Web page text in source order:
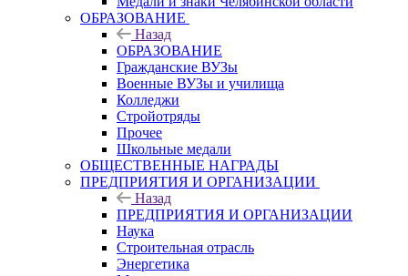
ОБРАЗОВАНИЕ
Назад
ОБРАЗОВАНИЕ
Гражданские ВУЗы
Военные ВУЗы и училища
Колледжи
Стройотряды
Прочее
Школьные медали
ОБЩЕСТВЕННЫЕ НАГРАДЫ
ПРЕДПРИЯТИЯ И ОРГАНИЗАЦИИ
Назад
ПРЕДПРИЯТИЯ И ОРГАНИЗАЦИИ
Наука
Строительная отрасль
Энергетика